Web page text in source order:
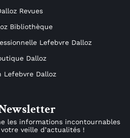
Revues
Bibliothèque
Lefebvre Dalloz
Dalloz
Lefebvre Dalloz
les informations incontournables
veille d’actualités !